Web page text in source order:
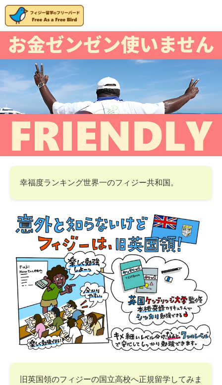
幸福度ランキング世界一のフィジー共和国。
旧英国領のフィジーの国立高校へ正規留学してみま